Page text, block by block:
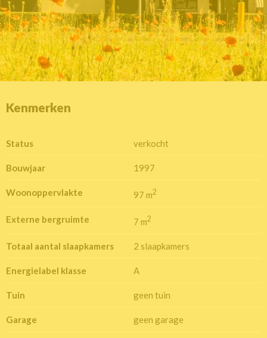
Kenmerken
Status verkocht
Bouwjaar 1997
Woonoppervlakte 97 m2
Externe bergruimte 7 m2
Totaal aantal slaapkamers 2 slaapkamers
Energielabel klasse A
Tuin geen tuin
Garage geen garage